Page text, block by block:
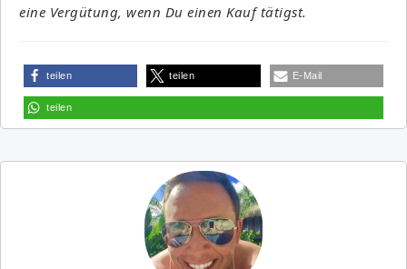
eine Vergütung, wenn Du einen Kauf tätigst.
teilen teilen E-Mail
teilen